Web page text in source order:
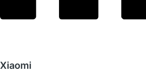
Xiaomi